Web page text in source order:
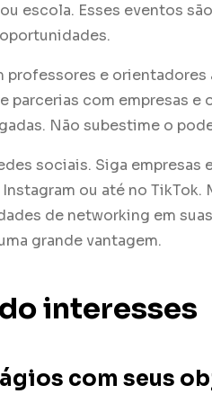
escola. Esses eventos
professores e
parcerias com empresas
Não subestime o
sociais. Siga empresas
ou até no TikTok.
de networking em
grande vantagem.
interesses
com seus